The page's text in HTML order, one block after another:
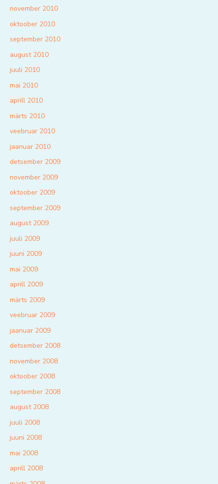
november 2010
oktoober 2010
september 2010
august 2010
juuli 2010
mai 2010
aprill 2010
märts 2010
veebruar 2010
jaanuar 2010
detsember 2009
november 2009
oktoober 2009
september 2009
august 2009
juuli 2009
juuni 2009
mai 2009
aprill 2009
märts 2009
veebruar 2009
jaanuar 2009
detsember 2008
november 2008
oktoober 2008
september 2008
august 2008
juuli 2008
juuni 2008
mai 2008
aprill 2008